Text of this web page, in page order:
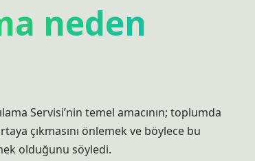
neden
Servisi’nin temel amacının; toplumda
çıkmasını önlemek ve böylece bu
olduğunu söyledi.